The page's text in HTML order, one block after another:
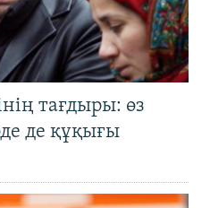
тағдыры: өз
де құқығы